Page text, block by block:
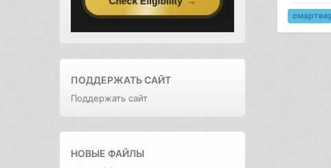
ПОДДЕРЖАТЬ САЙТ
Поддержать сайт
НОВЫЕ ФАЙЛЫ